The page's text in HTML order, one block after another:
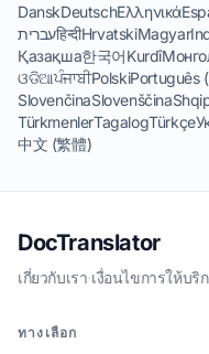
DanskDeutschΕλληνικά
עבריתहिन्दीHrvatskiMagyar
Қазақша한국어Kurdî
ଓଡିଆਪੰਜਾਬੀPolskiPortuguês
SlovenčinaSlovenščina
TürkmenlerTagalogTürkçe
中文 (繁體)
DocTranslator
เกี่ยวกับเรา·เงื่อนไขการให้บริ
ทางเลือก